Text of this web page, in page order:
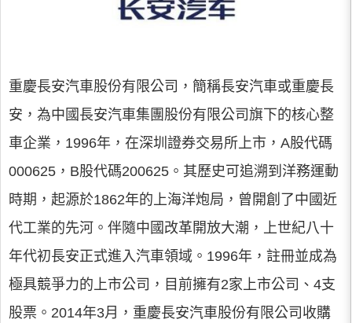
重慶長安汽車股份有限公司，簡稱長安汽車或重慶長
安，為中國長安汽車集團股份有限公司旗下的核心整
車企業，1996年，在深圳證券交易所上市，A股代碼
000625，B股代碼200625。其歷史可追溯到洋務運動
時期，起源於1862年的上海洋炮局，曾開創了中國近
代工業的先河。伴隨中國改革開放大潮，上世紀八十
年代初長安正式進入汽車領域。1996年，註冊並成為
極具競爭力的上市公司，目前擁有2家上市公司、4支
股票。2014年3月，重慶長安汽車股份有限公司收購